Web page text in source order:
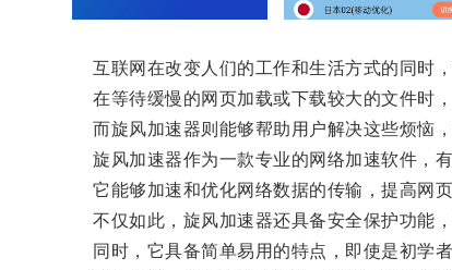
互联网在改变人们的工作和生活方式的同时，
在等待缓慢的网页加载或下载较大的文件时，
而旋风加速器则能够帮助用户解决这些烦恼，
旋风加速器作为一款专业的网络加速软件，有
它能够加速和优化网络数据的传输，提高网页
不仅如此，旋风加速器还具备安全保护功能，
同时，它具备简单易用的特点，即使是初学者